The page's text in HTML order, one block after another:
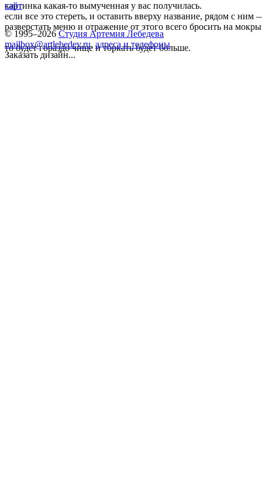
картинка какая-то вымученная у вас получилась.
если все это стереть, и оставить вверху название, рядом с
разверстать меню и отражение от этого всего бросить на
то будет гораздо чище и торкать будет больше.
сайт
© 1995–2026 Студия Артемия Лебедева
mailbox@artlebedev.ru, адреса и телефоны
Заказать дизайн...